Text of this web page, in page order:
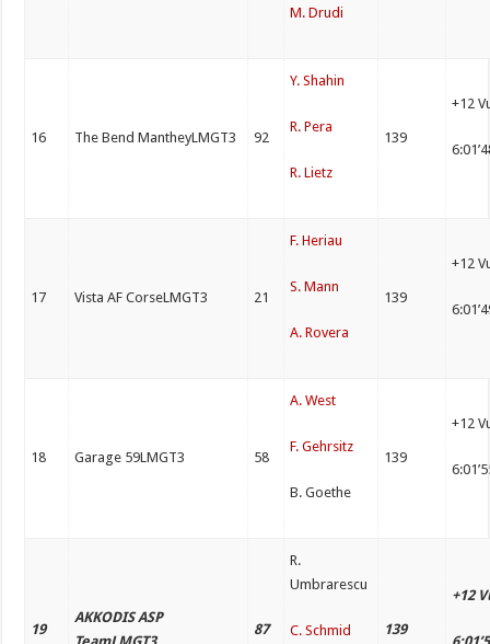
M. Drudi
16 The Bend MantheyLMGT3 92
Y. Shahin
R. Pera
R. Lietz
139
+12
17 Vista AF CorseLMGT3 21
F. Heriau
S. Mann
A. Rovera
139
+12
18 Garage 59LMGT3 58
A. West
F. Gehrsitz
B. Goethe
139
+12
19
AKKODIS ASP
87
R.
Umbrarescu
C. Schmid 139
+12